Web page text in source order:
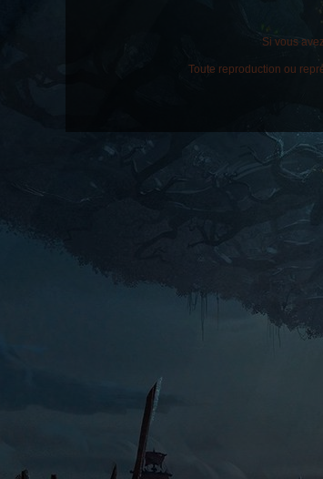
Si vous
Toute reproduction ou